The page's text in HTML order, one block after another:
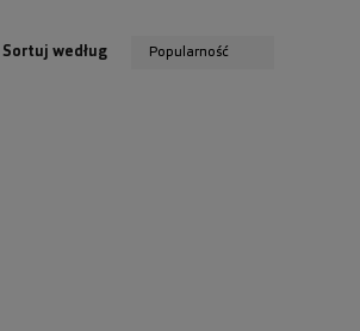
Sortuj według Popularność